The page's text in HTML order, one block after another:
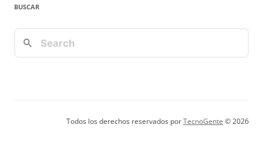
BUSCAR
Todos los derechos reservados porTecnoGente © 2026